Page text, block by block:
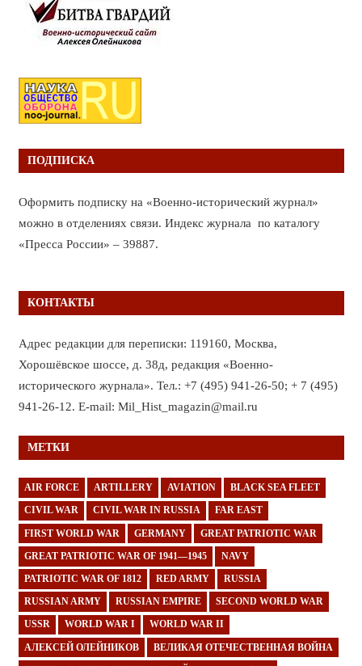
ПОДПИСКА
Оформить подписку на «Военно-исторический журнал»
можно в отделениях связи. Индекс журнала по каталогу
«Пресса России» – 39887.
КОНТАКТЫ
Адрес редакции для переписки: 119160, Москва,
Хорошёвское шоссе, д. 38д, редакция «Военно-
исторического журнала». Тел.: +7 (495) 941-26-50; + 7 (495)
941-26-12. E-mail: Mil_Hist_magazin@mail.ru
МЕТКИ
AIR FORCE ARTILLERY AVIATION BLACK SEA FLEET
CIVIL WAR CIVIL WAR IN RUSSIA FAR EAST
FIRST WORLD WAR GERMANY GREAT PATRIOTIC WAR
GREAT PATRIOTIC WAR OF 1941—1945 NAVY
PATRIOTIC WAR OF 1812 RED ARMY RUSSIA
RUSSIAN ARMY RUSSIAN EMPIRE SECOND WORLD WAR
USSR WORLD WAR I WORLD WAR II
АЛЕКСЕЙ ОЛЕЙНИКОВ ВЕЛИКАЯ ОТЕЧЕСТВЕННАЯ ВОЙНА